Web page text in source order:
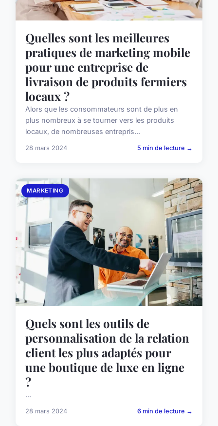
Quelles sont les meilleures
pratiques de marketing mobile
pour une entreprise de
livraison de produits fermiers
locaux ?
Alors que les consommateurs sont de plus en
plus nombreux à se tourner vers les produits
locaux, de nombreuses entrepris...
28 mars 2024 5 min de lecture →
MARKETING
Quels sont les outils de
personnalisation de la relation
client les plus adaptés pour
une boutique de luxe en ligne
?
...
28 mars 2024 6 min de lecture →